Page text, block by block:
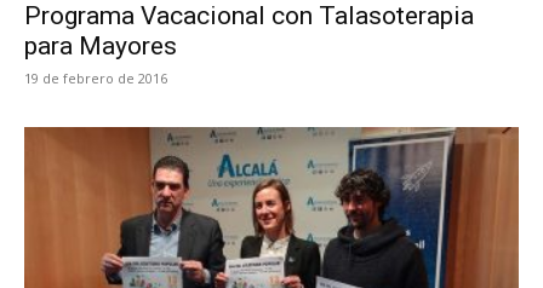
Programa Vacacional con Talasoterapia
para Mayores
19 de febrero de 2016